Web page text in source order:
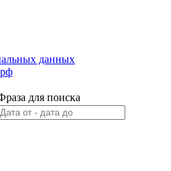
данных
для поиска